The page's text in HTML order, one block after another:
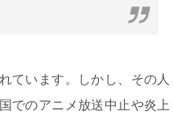
ています。しかし、その人
でのアニメ放送中止や炎上